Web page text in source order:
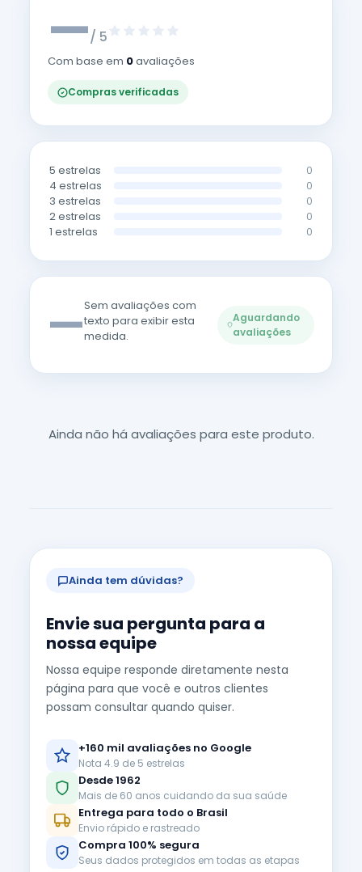
—/ 5
Com base em 0avaliações
Compras verificadas
5 estrelas 0
4 estrelas 0
3 estrelas 0
2 estrelas 0
1 estrelas 0
—Sem avaliações com
texto para exibir esta
medida.
Aguardando
avaliações
Ainda não há avaliações para este produto.
Ainda tem dúvidas?
Envie sua pergunta para a
nossa equipe
Nossa equipe responde diretamente nesta
página para que você e outros clientes
possam consultar quando quiser.
+160 mil avaliações no Google
Nota 4.9 de 5 estrelas
Desde 1962
Mais de 60 anos cuidando da sua saúde
Entrega para todo o Brasil
Envio rápido e rastreado
Compra 100% segura
Seus dados protegidos em todas as etapas